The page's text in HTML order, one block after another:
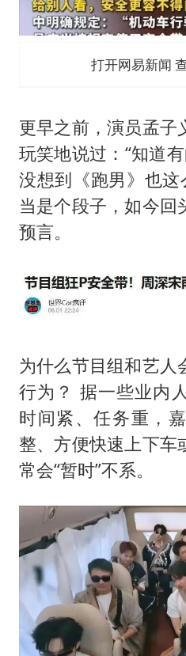
打开网易新闻
更早之前，演员孟子
玩笑地说过：“知道
没想到《跑男》也这
当是个段子，如今回
预言。
为什么节目组和艺人
行为？ 据一些业内
时间紧、任务重，
整、方便快速上下车
常会“暂时”不系。